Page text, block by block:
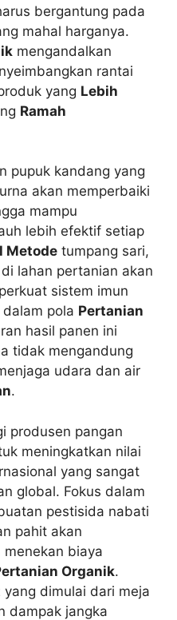
bergantung pada
mahal harganya.
mengandalkan
rantai
yang Lebih
Ramah
pupuk kandang yang
akan memperbaiki
mampu
lebih efektif setiap
Metode tumpang sari,
lahan pertanian akan
sistem imun
pola Pertanian
hasil panen ini
tidak mengandung
udara dan air
.
produsen pangan
meningkatkan nilai
yang sangat
global. Fokus dalam
pestisida nabati
pahit akan
biaya
Organik.
yang dimulai dari meja
dampak jangka